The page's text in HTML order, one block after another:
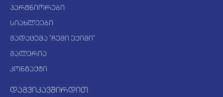
პარტნიორები
სიახლეები
გადაცემა "ჩემი ექიმი"
გალერია
კონტაქტი
დაგვიკავშირდით